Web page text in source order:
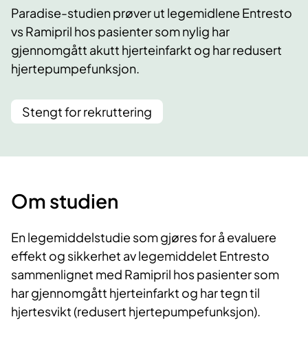
Paradise-studien prøver ut legemidlene Entresto
vs Ramipril hos pasienter som nylig har
gjennomgått akutt hjerteinfarkt og har redusert
hjertepumpefunksjon.
Stengt for rekruttering
Om studien
En legemiddelstudie som gjøres for å evaluere
effekt og sikkerhet av legemiddelet Entresto
sammenlignet med Ramipril hos pasienter som
har gjennomgått hjerteinfarkt og har tegn til
hjertesvikt (redusert hjertepumpefunksjon).